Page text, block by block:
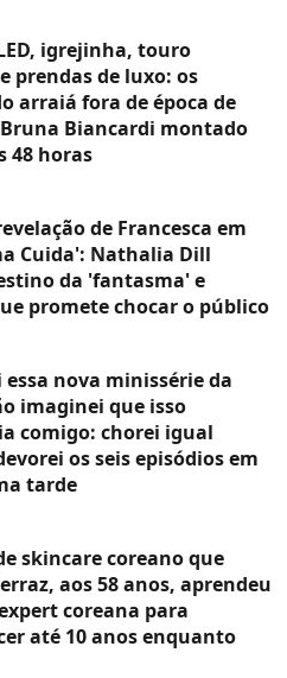
igrejinha, touro
prendas de luxo: os
arraiá fora de época de
Biancardi montado
48 horas
de Francesca em
Cuida': Nathalia Dill
da 'fantasma' e
promete chocar o público
nova minissérie da
imaginei que isso
comigo: chorei igual
os seis episódios em
tarde
skincare coreano que
aos 58 anos, aprendeu
coreana para
até 10 anos enquanto